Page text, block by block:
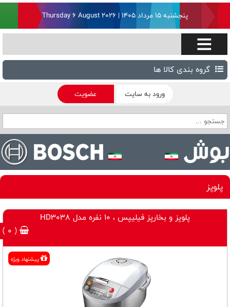
( 0 )
پنجشنبه ۱۵ مرداد ۱۴۰۵ | Thursday 6 August 2026
گروه بندی کالا ها
ورود به سایت عضویت
پلوپز
پلوپز و بخارپز فیلیپس ، 10 نفره مدل HD3038
پیشنهاد ویژه